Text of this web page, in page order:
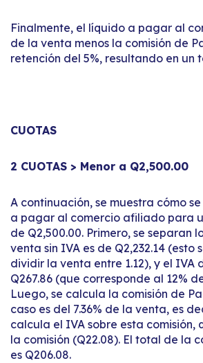
Finalmente, el líquido a pagar al
de la venta menos la comisión de
retención del 5%, resultando en un
CUOTAS
2 CUOTAS > Menor a Q2,500.00
A continuación, se muestra cómo
a pagar al comercio afiliado para
de Q2,500.00. Primero, se separan
venta sin IVA es de Q2,232.14 (esto
dividir la venta entre 1.12), y el IVA
Q267.86 (que corresponde al 12%
Luego, se calcula la comisión de
caso es del 7.36% de la venta, es
calcula el IVA sobre esta comisión,
la comisión (Q22.08). El total de la
es Q206.08.